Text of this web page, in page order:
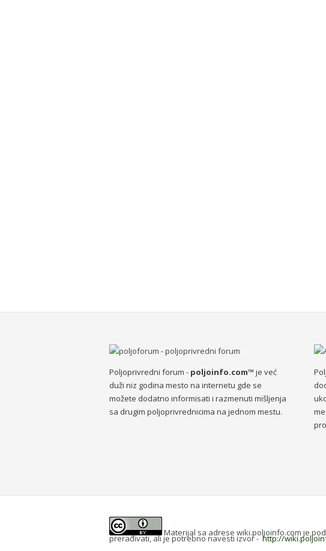
Poljoprivredni forum - poljoinfo.com™ je već
duži niz godina mesto na internetu gde se
možete dodatno informisati i razmenuti mišljenja
sa drugim poljoprivrednicima na jednom mestu.
Materijal sa adrese wiki.poljoinfo.com je
prerađivati, ali je potrebno navesti izvor -http://